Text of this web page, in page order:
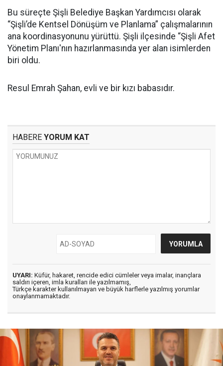
Bu süreçte Şişli Belediye Başkan Yardımcısı olarak
“Şişli’de Kentsel Dönüşüm ve Planlama” çalışmalarının
ana koordinasyonunu yürüttü. Şişli ilçesinde “Şişli Afet
Yönetim Planı'nın hazırlanmasında yer alan isimlerden
biri oldu.
Resul Emrah Şahan, evli ve bir kızı babasıdır.
HABERE YORUM KAT
UYARI: Küfür, hakaret, rencide edici cümleler veya imalar, inançlara
saldırı içeren, imla kuralları ile yazılmamış,
Türkçe karakter kullanılmayan ve büyük harflerle yazılmış yorumlar
onaylanmamaktadır.